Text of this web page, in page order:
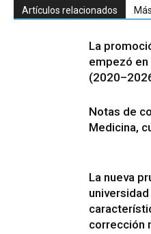
Artículos relacionados
La
empezó
Notas de
Medicina,
La nueva
corrección